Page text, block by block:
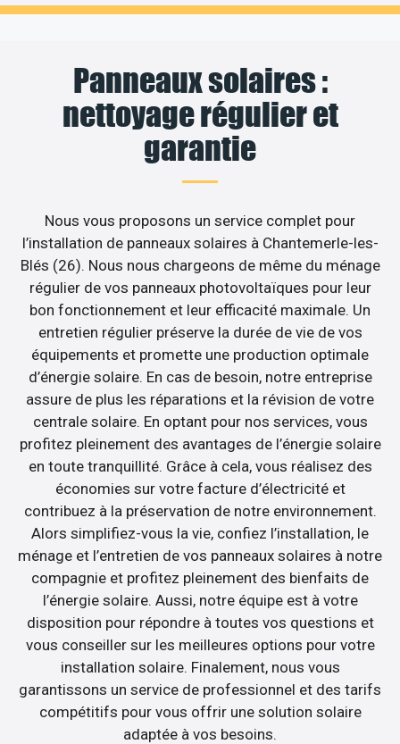
Panneaux solaires :
nettoyage régulier et
garantie
Nous vous proposons un service complet pour
l’installation de panneaux solaires à Chantemerle-les-
Blés (26). Nous nous chargeons de même du ménage
régulier de vos panneaux photovoltaïques pour leur
bon fonctionnement et leur efficacité maximale. Un
entretien régulier préserve la durée de vie de vos
équipements et promette une production optimale
d’énergie solaire. En cas de besoin, notre entreprise
assure de plus les réparations et la révision de votre
centrale solaire. En optant pour nos services, vous
profitez pleinement des avantages de l’énergie solaire
en toute tranquillité. Grâce à cela, vous réalisez des
économies sur votre facture d’électricité et
contribuez à la préservation de notre environnement.
Alors simplifiez-vous la vie, confiez l’installation, le
ménage et l’entretien de vos panneaux solaires à notre
compagnie et profitez pleinement des bienfaits de
l’énergie solaire. Aussi, notre équipe est à votre
disposition pour répondre à toutes vos questions et
vous conseiller sur les meilleures options pour votre
installation solaire. Finalement, nous vous
garantissons un service de professionnel et des tarifs
compétitifs pour vous offrir une solution solaire
adaptée à vos besoins.